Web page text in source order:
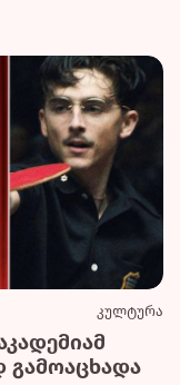
კულტურა
გამოაცხადა